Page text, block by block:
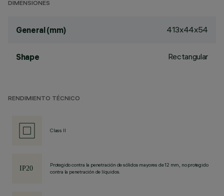
DIMENSIONES
General (mm) 413x44x54
Shape Rectangular
RENDIMIENTO TÉCNICO
Class II
Protegido contra la penetración de sólidos mayores de 12 mm, no protegido
contra la penetración de líquidos.